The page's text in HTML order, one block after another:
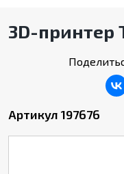
3D-принтер
Артикул 197676